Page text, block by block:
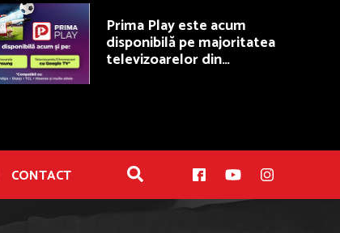
Prima Play este acum
disponibilă pe majoritatea
televizoarelor din
CONTACT